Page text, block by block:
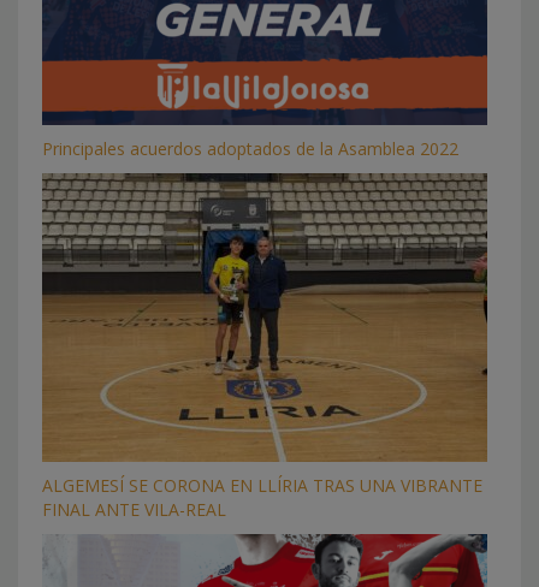
Principales acuerdos adoptados de la Asamblea 2022
ALGEMESÍ SE CORONA EN LLÍRIA TRAS UNA VIBRANTE
FINAL ANTE VILA-REAL